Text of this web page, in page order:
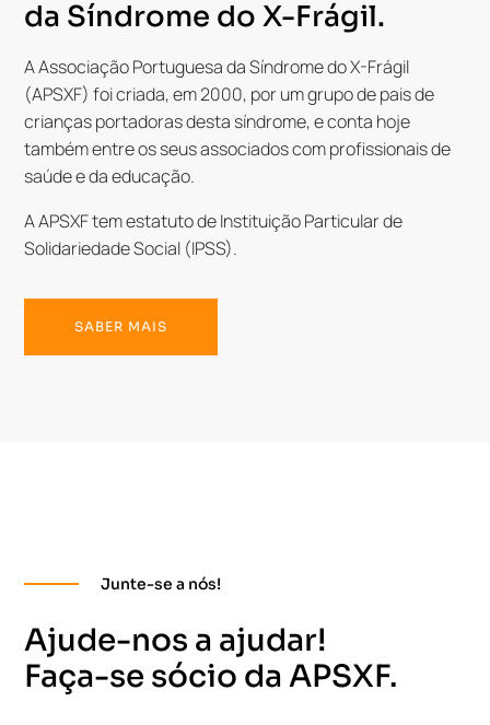
da Síndrome do X-Frágil.
A Associação Portuguesa da Síndrome do X-Frágil
(APSXF) foi criada, em 2000, por um grupo de pais de
crianças portadoras desta síndrome, e conta hoje
também entre os seus associados com profissionais de
saúde e da educação.
A APSXF tem estatuto de Instituição Particular de
Solidariedade Social (IPSS).
SABER MAIS
Junte-se a nós!
Ajude-nos a ajudar!
Faça-se sócio da APSXF.